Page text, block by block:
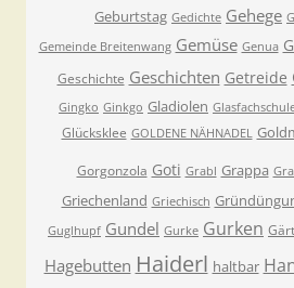
Geburtstag Gedichte Gehege
Gemeinde Breitenwang Gemüse Genua
Geschichte Geschichten Getreide
Gingko Ginkgo Gladiolen
Glücksklee GOLDENE NÄHNADEL
Gorgonzola Goti Grabl Grappa
Griechenland Griechisch
Guglhupf Gundel Gurke Gurken
Hagebutten Haiderl haltbar